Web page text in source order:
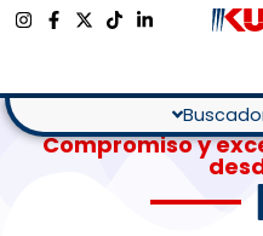
Política de
Compromiso y